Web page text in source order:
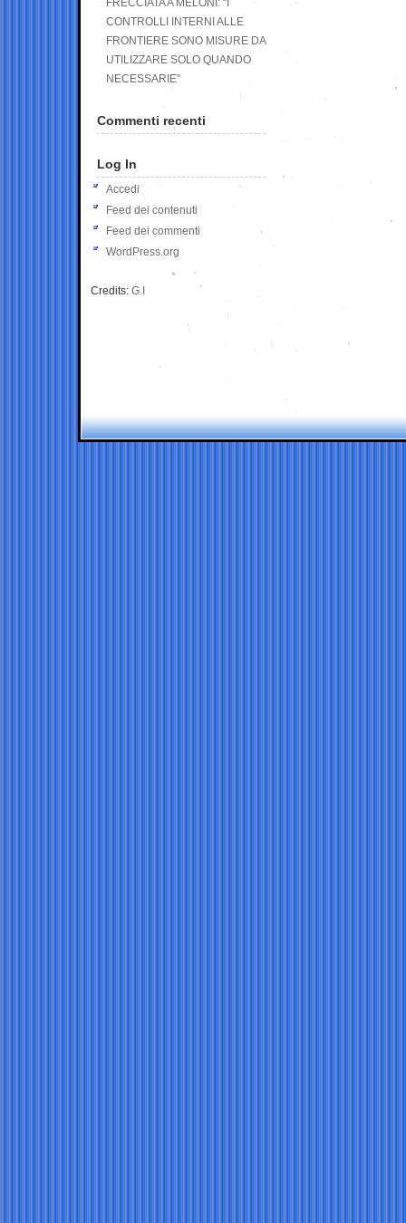
FRECCIATA A MELONI: “I
CONTROLLI INTERNI ALLE
FRONTIERE SONO MISURE DA
UTILIZZARE SOLO QUANDO
NECESSARIE”
Commenti recenti
Log In
Accedi
Feed dei contenuti
Feed dei commenti
WordPress.org
Credits: G.I